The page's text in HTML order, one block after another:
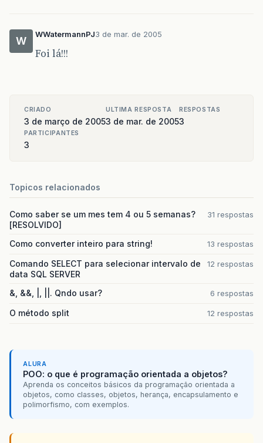
W
WWatermannPJ3 de mar. de 2005
Foi lá!!!
CRIADO
3 de março de 2005
ULTIMA RESPOSTA
3 de mar. de 2005
RESPOSTAS
3
PARTICIPANTES
3
Topicos relacionados
Como saber se um mes tem 4 ou 5 semanas?
[RESOLVIDO]
31 respostas
Como converter inteiro para string! 13 respostas
Comando SELECT para selecionar intervalo de
data SQL SERVER
12 respostas
&, &&, |, ||. Qndo usar? 6 respostas
O método split 12 respostas
ALURA
POO: o que é programação orientada a objetos?
Aprenda os conceitos básicos da programação orientada a
objetos, como classes, objetos, herança, encapsulamento e
polimorfismo, com exemplos.